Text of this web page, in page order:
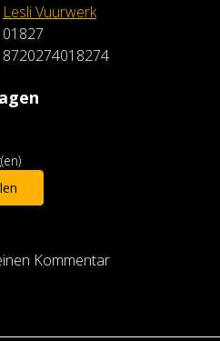
Lesli Vuurwerk
01827
8720274018274
Kommentar